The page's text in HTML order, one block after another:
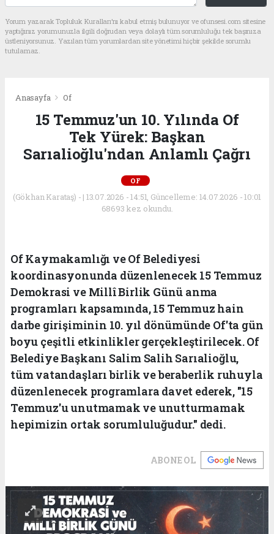
Yorum yazarak Topluluk Kuralları’nı kabul etmiş bulunuyor ve ofunsesi.com sitesine
yaptığınız yorumunuzla ilgili doğrudan veya dolaylı tüm sorumluluğu tek başınıza
üstleniyorsunuz. Yazılan tüm yorumlardan site yönetimi hiçbir şekilde sorumlu
tutulamaz.
Anasayfa Of
15 Temmuz'un 10. Yılında Of
Tek Yürek: Başkan
Sarıalioğlu'ndan Anlamlı Çağrı
OF
(Gökhan Karataş) - | 13.07.2026 - 14:51, Güncelleme: 14.07.2026 - 10:01
68693 kez okundu.
Of Kaymakamlığı ve Of Belediyesi
koordinasyonunda düzenlenecek 15 Temmuz
Demokrasi ve Millî Birlik Günü anma
programları kapsamında, 15 Temmuz hain
darbe girişiminin 10. yıl dönümünde Of'ta gün
boyu çeşitli etkinlikler gerçekleştirilecek. Of
Belediye Başkanı Salim Salih Sarıalioğlu,
tüm vatandaşları birlik ve beraberlik ruhuyla
düzenlenecek programlara davet ederek, "15
Temmuz'u unutmamak ve unutturmamak
hepimizin ortak sorumluluğudur." dedi.
ABONE OL